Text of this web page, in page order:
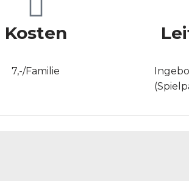
Kosten
7,-/Familie